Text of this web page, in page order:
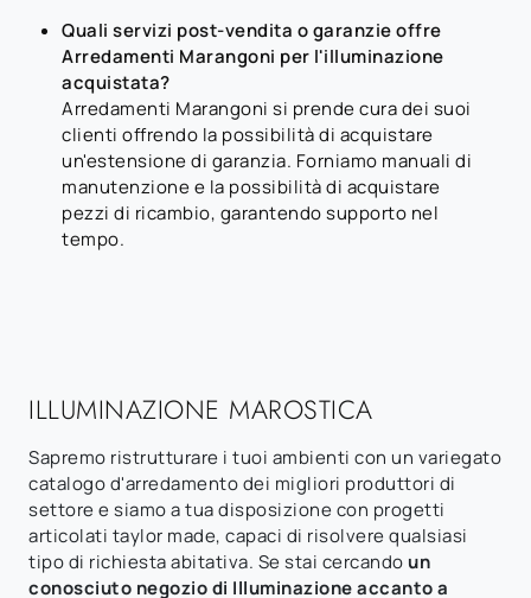
Quali servizi post-vendita o garanzie offre
Arredamenti Marangoni per l'illuminazione
acquistata?
Arredamenti Marangoni si prende cura dei suoi
clienti offrendo la possibilità di acquistare
un'estensione di garanzia. Forniamo manuali di
manutenzione e la possibilità di acquistare
pezzi di ricambio, garantendo supporto nel
tempo.
ILLUMINAZIONE MAROSTICA
Sapremo ristrutturare i tuoi ambienti con un variegato
catalogo d'arredamento dei migliori produttori di
settore e siamo a tua disposizione con progetti
articolati taylor made, capaci di risolvere qualsiasi
tipo di richiesta abitativa. Se stai cercando un
conosciuto negozio di Illuminazione accanto a